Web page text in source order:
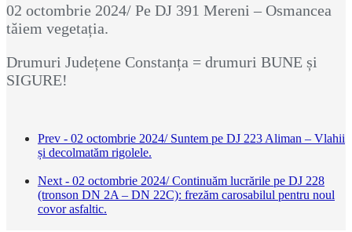
02 octombrie 2024/ Pe DJ 391 Mereni – Osmancea
tăiem vegetația.
Drumuri Județene Constanța = drumuri BUNE și
SIGURE!
Prev - 02 octombrie 2024/ Suntem pe DJ 223 Aliman – Vlahii
și decolmatăm rigolele.
Next - 02 octombrie 2024/ Continuăm lucrările pe DJ 228
(tronson DN 2A – DN 22C): frezăm carosabilul pentru noul
covor asfaltic.